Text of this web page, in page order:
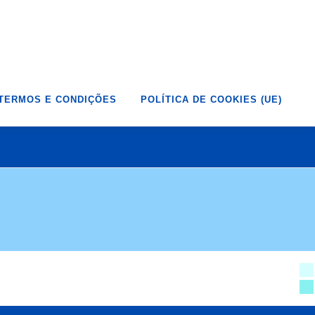
E CONDIÇÕES POLÍTICA DE COOKIES (UE)